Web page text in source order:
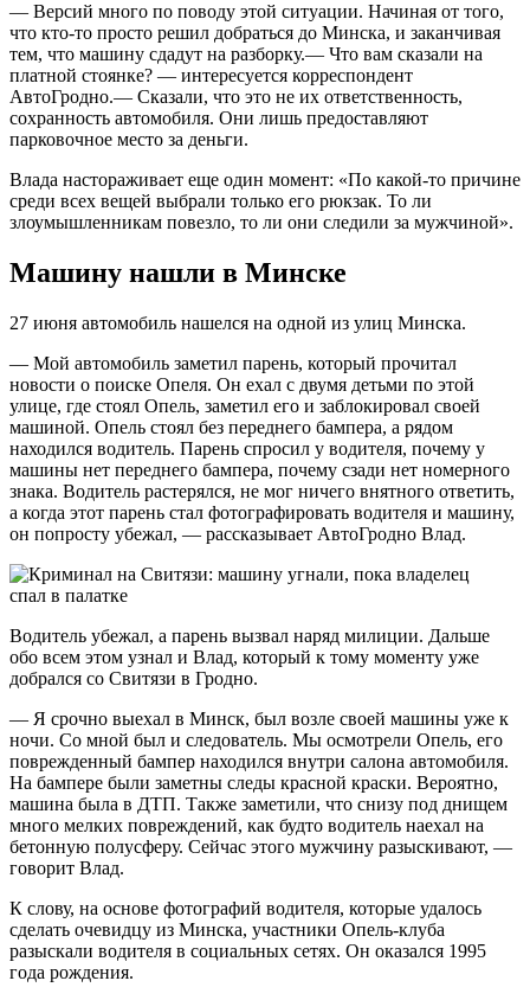
— Версий много по поводу этой ситуации. Начиная от того,
что кто-то просто решил добраться до Минска, и заканчивая
тем, что машину сдадут на разборку.— Что вам сказали на
платной стоянке? — интересуется корреспондент
АвтоГродно.— Сказали, что это не их ответственность,
сохранность автомобиля. Они лишь предоставляют
парковочное место за деньги.
Влада настораживает еще один момент: «По какой-то причине
среди всех вещей выбрали только его рюкзак. То ли
злоумышленникам повезло, то ли они следили за мужчиной».
Машину нашли в Минске
27 июня автомобиль нашелся на одной из улиц Минска.
— Мой автомобиль заметил парень, который прочитал
новости о поиске Опеля. Он ехал с двумя детьми по этой
улице, где стоял Опель, заметил его и заблокировал своей
машиной. Опель стоял без переднего бампера, а рядом
находился водитель. Парень спросил у водителя, почему у
машины нет переднего бампера, почему сзади нет номерного
знака. Водитель растерялся, не мог ничего внятного ответить,
а когда этот парень стал фотографировать водителя и машину,
он попросту убежал, — рассказывает АвтоГродно Влад.
Водитель убежал, а парень вызвал наряд милиции. Дальше
обо всем этом узнал и Влад, который к тому моменту уже
добрался со Свитязи в Гродно.
— Я срочно выехал в Минск, был возле своей машины уже к
ночи. Со мной был и следователь. Мы осмотрели Опель, его
поврежденный бампер находился внутри салона автомобиля.
На бампере были заметны следы красной краски. Вероятно,
машина была в ДТП. Также заметили, что снизу под днищем
много мелких повреждений, как будто водитель наехал на
бетонную полусферу. Сейчас этого мужчину разыскивают, —
говорит Влад.
К слову, на основе фотографий водителя, которые удалось
сделать очевидцу из Минска, участники Опель-клуба
разыскали водителя в социальных сетях. Он оказался 1995
года рождения.